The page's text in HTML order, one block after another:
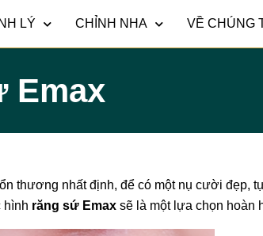
LÝ CHỈNH NHA VỀ CHÚNG
Emax
thương nhất định, để có một nụ cười đẹp,
hình răng sứ Emax sẽ là một lựa chọn hoàn